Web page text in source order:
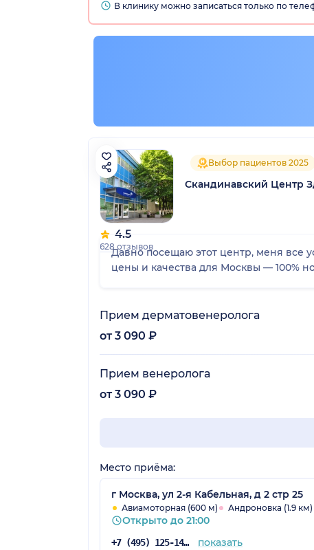
В клинику можно записаться только по
4.5
628 отзывов
Выбор пациентов 2025
Скандинавский Центр
Давно посещаю этот центр, меня все
цены и качества для Москвы — 100%
Прием дерматовенеролога
от 3 090 ₽
Прием венеролога
от 3 090 ₽
Место приёма:
г Москва, ул 2-я Кабельная, д 2 стр 25
Авиамоторная (600 м) Андроновка (1.9 км)
Открыто до 21:00
+7 (495) 125-14-51 показать